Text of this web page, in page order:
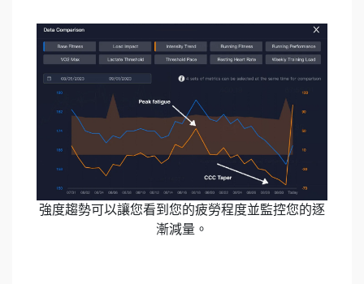
強度趨勢可以讓您看到您的疲勞程度並監控您的逐
漸減量。